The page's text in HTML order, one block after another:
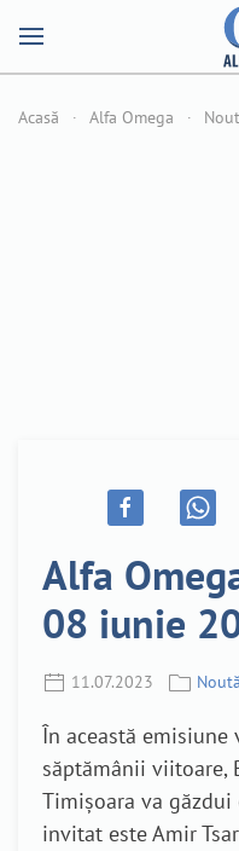
Acasă Alfa Omega
Alfa
08 iunie
11.07.2023
În această
săptămânii viitoare,
Timișoara va
invitat este Amir